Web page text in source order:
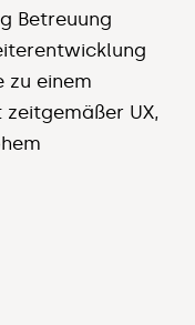
Betreuung
zu einem
UX,